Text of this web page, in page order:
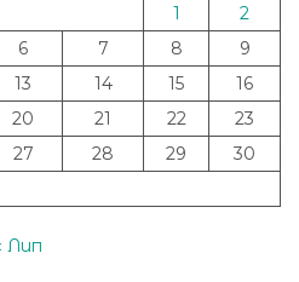
1
2
6 7 8
9
13 14 15
16
20 21 22
23
27 28 29
30
Лип